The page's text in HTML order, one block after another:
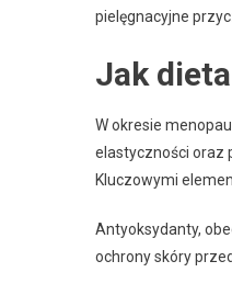
pielęgnacyjne
Jak
W okresie
elastyczności oraz
Kluczowymi
Antyoksydanty,
ochrony skóry